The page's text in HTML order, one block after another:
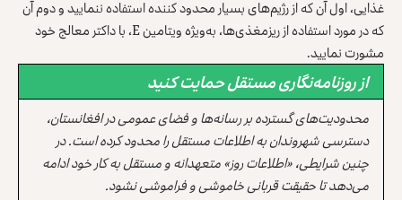
غذایی، اول آن که از رژیم‌های بسیار محدود کننده استفاده ننمایید و دوم آن
که در مورد استفاده از ریز‌مغذی‌ها، به‌ویژه ویتامین E، با داکتر معالج خود
مشورت نمایید.
از روزنامه‌نگاری مستقل حمایت کنید
محدودیت‌های گسترده بر رسانه‌ها و فضای عمومی در افغانستان،
دسترسی شهروندان به اطلاعات مستقل را محدود کرده است. در
چنین شرایطی، «اطلاعات روز» متعهدانه و مستقل به کار خود ادامه
می‌دهد تا حقیقت قربانی خاموشی و فراموشی نشود.